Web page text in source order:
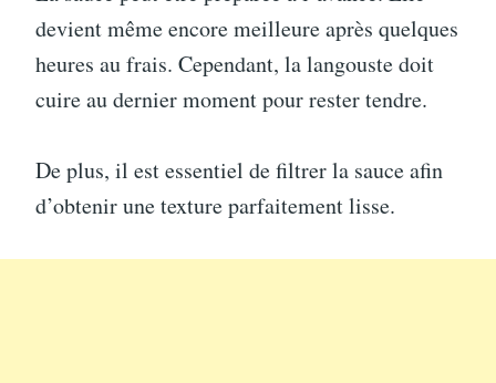
devient même encore meilleure après quelques
heures au frais. Cependant, la langouste doit
cuire au dernier moment pour rester tendre.
De plus, il est essentiel de filtrer la sauce afin
d’obtenir une texture parfaitement lisse.